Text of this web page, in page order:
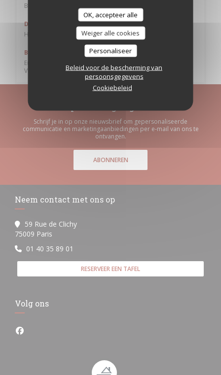
OK, accepteer alle
Weiger alle cookies
Personaliseer
Beleid voor de bescherming van
persoonsgegevens
Cookiebeleid
Burger, Zuid Westen
Diensten
Happy Hours, Geblokkeerde toegang, Children Corner, WIFI
Betaalmethoden
Eurocard / Mastercard, restaurant van Titres, Contant geld,
Visa, Debetkaart
Schrijf je in op onze nieuwsbrief om gepersonaliseerde
communicatie en marketingaanbiedingen per e-mail van ons te
ontvangen.
ABONNEREN
Neem contact met ons op
59 Rue de Clichy
75009 Paris
01 40 35 89 01
RESERVEER EEN TAFEL
Volg ons
Facebook ((opent in een nieuw venster))